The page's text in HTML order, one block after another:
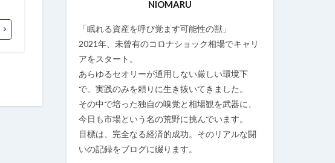
NIOMARU
「眠れる資産を呼び覚ます可能性の獣」
2021年、未曾有のコロナショック相場でキャリ
アをスタート。
あらゆるセオリーが通用しない厳しい環境下
で、実践のみを頼りに生き抜いてきました。
その中で培った独自の嗅覚と相場観を武器に、
今日も市場という名の荒野に挑んでいます。
目標は、完全なる経済的成功。そのリアルな闘
いの記録をブログに綴ります。